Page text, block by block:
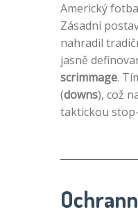
Americký
Zásadní
nahradil
jasně
scrimmage.
(downs), což
taktickou